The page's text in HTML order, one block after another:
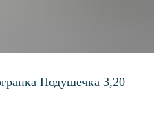
Подушечка 3,20